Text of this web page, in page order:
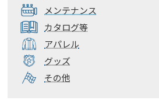
メンテナンス
カタログ等
アパレル
グッズ
その他